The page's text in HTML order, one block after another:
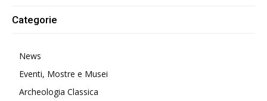
Categorie
News
Eventi, Mostre e Musei
Archeologia Classica